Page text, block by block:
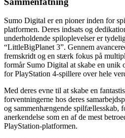
Sumo Digital er en pioner inden for
platformen. Deres indsats og
underholdende spiloplevelser er
“LittleBigPlanet 3”. Gennem
fremskridt og en stærk fokus på
formår Sumo Digital at skabe en unik
for PlayStation 4-spillere over hele
Med deres evne til at skabe en
forventningerne hos deres
og sammenhængende spilfællesskab,
anerkendelse som en af ​​de mest
PlayStation-platformen.